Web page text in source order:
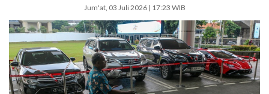
Jum'at, 03 Juli 2026 | 17:23 WIB